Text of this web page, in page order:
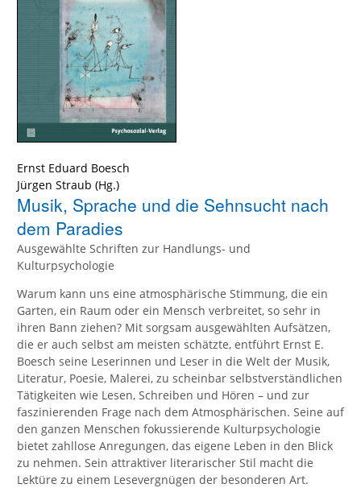
Ernst Eduard Boesch
Jürgen Straub (Hg.)
Musik, Sprache und die Sehnsucht nach
dem Paradies
Ausgewählte Schriften zur Handlungs- und
Kulturpsychologie
Warum kann uns eine atmosphärische Stimmung, die ein
Garten, ein Raum oder ein Mensch verbreitet, so sehr in
ihren Bann ziehen? Mit sorgsam ausgewählten Aufsätzen,
die er auch selbst am meisten schätzte, entführt Ernst E.
Boesch seine Leserinnen und Leser in die Welt der Musik,
Literatur, Poesie, Malerei, zu scheinbar selbstverständlichen
Tätigkeiten wie Lesen, Schreiben und Hören – und zur
faszinierenden Frage nach dem Atmosphärischen. Seine auf
den ganzen Menschen fokussierende Kulturpsychologie
bietet zahllose Anregungen, das eigene Leben in den Blick
zu nehmen. Sein attraktiver literarischer Stil macht die
Lektüre zu einem Lesevergnügen der besonderen Art.